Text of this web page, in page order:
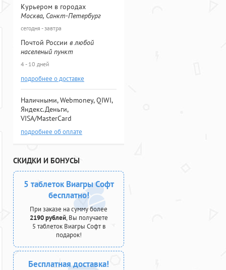
Курьером в городах
Москва, Санкт-Петербург
сегодня - завтра
Почтой России в любой
населеный пункт
4 - 10 дней
подробнее о доставке
Наличными, Webmoney, QIWI,
Яндекс.Деньги,
VISA/MasterCard
подробнее об оплате
СКИДКИ И БОНУСЫ
5 таблеток Виагры Софт
бесплатно!
При заказе на сумму более
2190 рублей, Вы получаете
5 таблеток Виагры Софт в
подарок!
Бесплатная доставка!